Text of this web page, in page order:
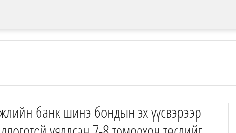
банк шинэ бондын эх үүсвэрээр